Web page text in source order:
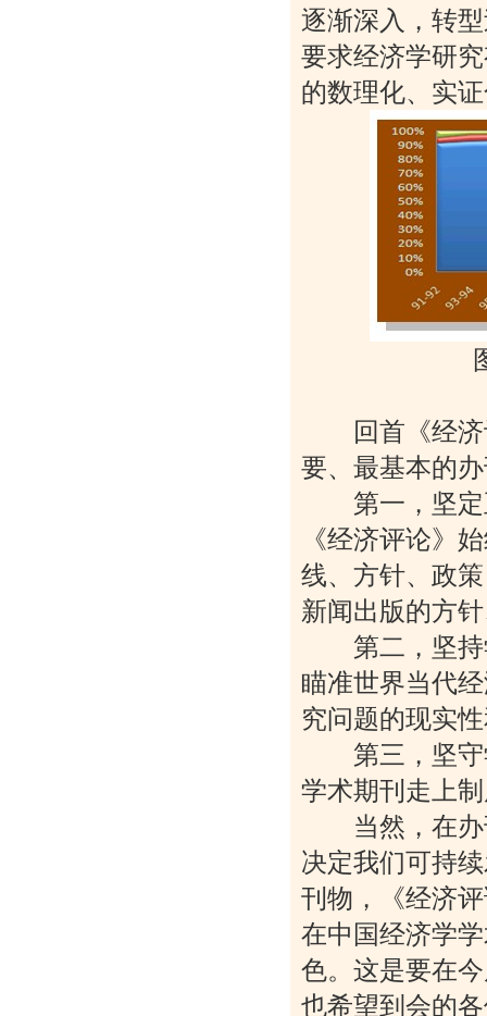
逐渐深入，转
要求经济学研
的数理化、实
图
回首《经济
要、最基本的
第一，坚定
《经济评论》
线、方针、政
新闻出版的方
第二，坚持
瞄准世界当代
究问题的现实
第三，坚守
学术期刊走上
当然，在办
决定我们可持
刊物，《经济
在中国经济学
色。这是要在
也希望到会的